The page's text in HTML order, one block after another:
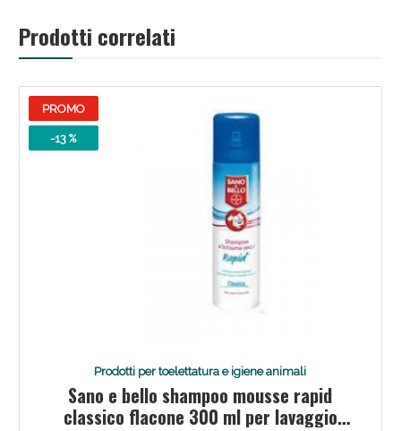
Prodotti correlati
PROMO
-13 %
Prodotti per toelettatura e igiene animali
Sano e bello shampoo mousse rapid
classico flacone 300 ml per lavaggio
Scopri le offerte di Oggi